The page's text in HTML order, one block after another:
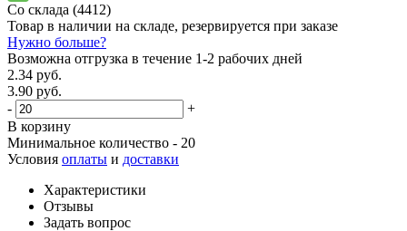
Со склада (4412)
Товар в наличии на складе, резервируется при заказе
Нужно больше?
Возможна отгрузка в течение 1-2 рабочих дней
2.34 руб.
3.90 руб.
-
+
В корзину
Минимальное количество - 20
Условия оплаты и доставки
Характеристики
Отзывы
Задать вопрос